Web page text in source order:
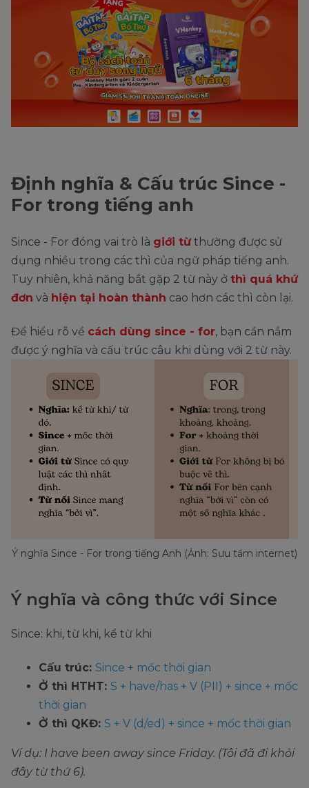
Định nghĩa & Cấu trúc Since -
For trong tiếng anh
Since - For đóng vai trò là giới từthường được sử
dụng nhiều trong các thì của ngữ pháp tiếng anh.
Tuy nhiên, khả năng bắt gặp 2 từ này ở thì quá khứ
đơn và hiện tại hoàn thành cao hơn các thì còn lại.
Để hiểu rõ về cách dùng since - for, bạn cần nắm
được ý nghĩa và cấu trúc câu khi dùng với 2 từ này.
Ý nghĩa Since - For trong tiếng Anh (Ảnh: Sưu tầm internet)
Ý nghĩa và công thức với Since
Since: khi, từ khi, kể từ khi
Cấu trúc: Since + mốc thời gian
Ở thì HTHT: S + have/has + V (PII) + since + mốc
thời gian
Ở thì QKĐ: S + V (d/ed) + since + mốc thời gian
Ví dụ: I have been away since Friday. (Tôi đã đi khỏi
đây từ thứ 6).